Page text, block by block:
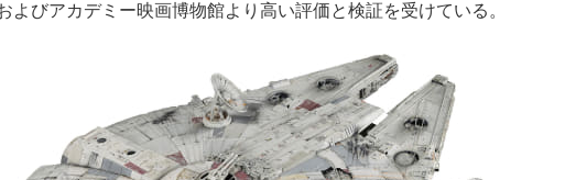
よびアカデミー映画博物館より高い評価と検証を受けている。